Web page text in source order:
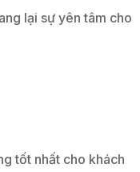
lại sự yên tâm cho
tốt nhất cho khách